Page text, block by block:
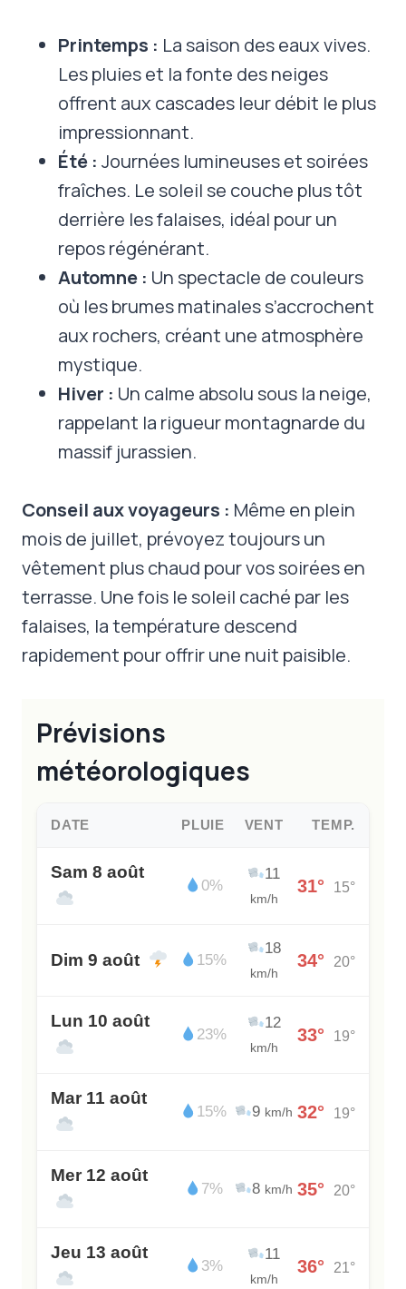
Printemps : La saison des eaux vives.
Les pluies et la fonte des neiges
offrent aux cascades leur débit le plus
impressionnant.
Été : Journées lumineuses et soirées
fraîches. Le soleil se couche plus tôt
derrière les falaises, idéal pour un
repos régénérant.
Automne : Un spectacle de couleurs
où les brumes matinales s’accrochent
aux rochers, créant une atmosphère
mystique.
Hiver : Un calme absolu sous la neige,
rappelant la rigueur montagnarde du
massif jurassien.
Conseil aux voyageurs : Même en plein
mois de juillet, prévoyez toujours un
vêtement plus chaud pour vos soirées en
terrasse. Une fois le soleil caché par les
falaises, la température descend
rapidement pour offrir une nuit paisible.
Prévisions
météorologiques
DATE PLUIE VENT TEMP.
Sam 8 août
0%
11
km/h
31° 15°
Dim 9 août 15%
18
km/h
34° 20°
Lun 10 août
23%
12
km/h
33° 19°
Mar 11 août
15% 9 km/h 32° 19°
Mer 12 août
7% 8 km/h 35° 20°
Jeu 13 août
3%
11
km/h
36° 21°